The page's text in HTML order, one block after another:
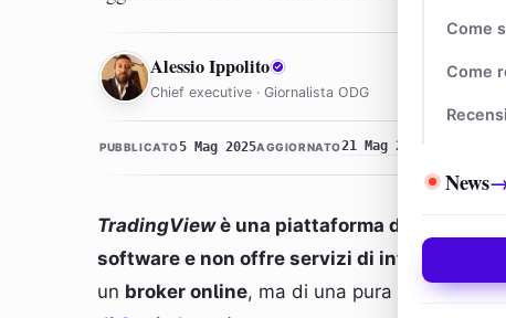
Come
Come
News
AI Alessio Ippolito
Chief executive · Giornalista ODG
PUBBLICATO5 Mag 2025AGGIORNATO21 Mag 2025 · 13:57
TradingViewè una piattaforma di trading
software e non offre servizi di
un broker online, ma di una pura piattaforma